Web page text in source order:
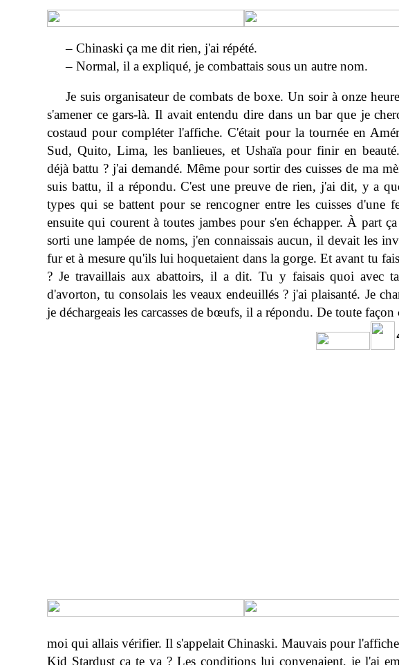
– Chinaski ça me dit rien, j'ai répété.
– Normal, il a expliqué, je combattais sous un autre nom.
Je suis organisateur de combats de boxe. Un soir à onze
s'amener ce gars-là. Il avait entendu dire dans un bar que je
costaud pour compléter l'affiche. C'était pour la tournée en
Sud, Quito, Lima, les banlieues, et Ushaïa pour finir en
déjà battu ? j'ai demandé. Même pour sortir des cuisses de ma
suis battu, il a répondu. C'est une preuve de rien, j'ai dit, y a
types qui se battent pour se rencogner entre les cuisses d'une
ensuite qui courent à toutes jambes pour s'en échapper. À part
sorti une lampée de noms, j'en connaissais aucun, il devait les
fur et à mesure qu'ils lui hoquetaient dans la gorge. Et avant tu
? Je travaillais aux abattoirs, il a dit. Tu y faisais quoi avec
d'avorton, tu consolais les veaux endeuillés ? j'ai plaisanté. Je
je déchargeais les carcasses de bœufs, il a répondu. De toute façon
moi qui allais vérifier. Il s'appelait Chinaski. Mauvais pour
Kid Stardust ça te va ? Les conditions lui convenaient, je l'ai